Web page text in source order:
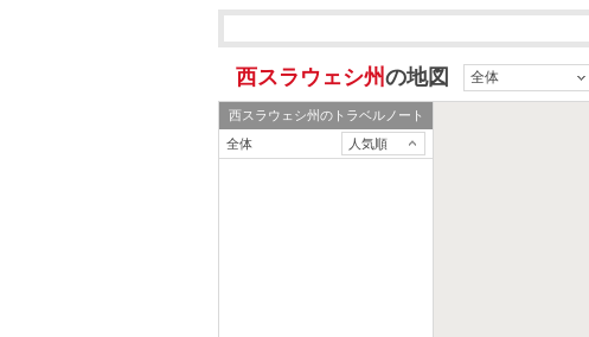
西スラウェシ州の地図 全体
西スラウェシ州 のトラベルノート
全体
人気順